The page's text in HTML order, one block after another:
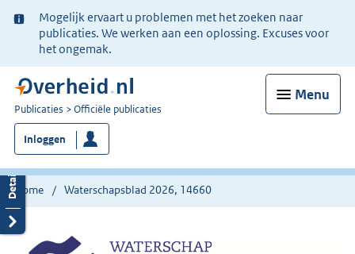
Ter
informatie:
Mogelijk ervaart u problemen met het zoeken naar
publicaties. We werken aan een oplossing. Excuses voor
het ongemak.
Menu
U
bent
nu
hier:
Publicaties Officiële publicaties
Inloggen
Home Waterschapsblad 2026, 14660